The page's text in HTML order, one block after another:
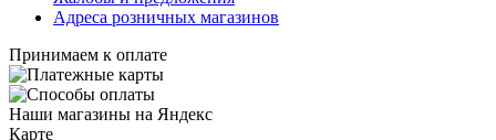
Адреса розничных магазинов
Принимаем к оплате
Наши магазины на Яндекс
Карте